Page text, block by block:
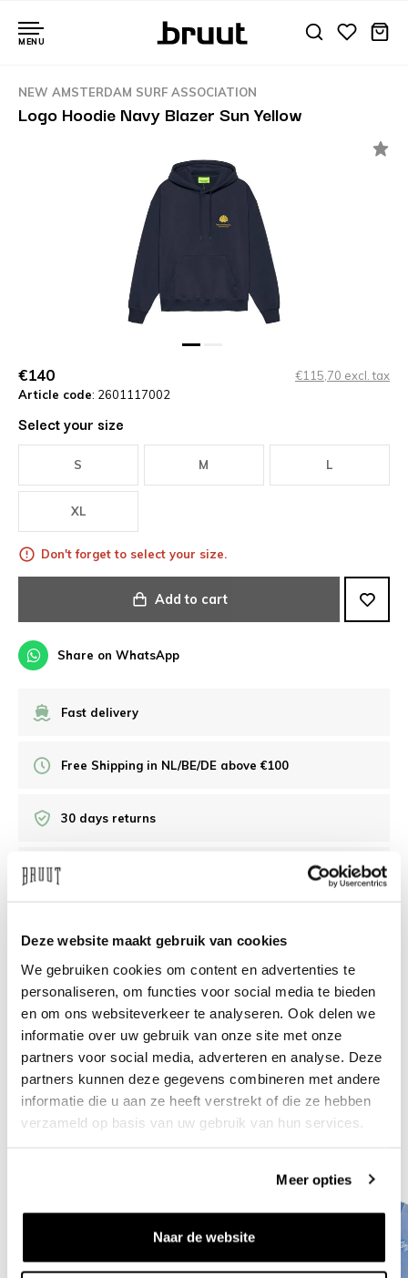
Deze website maakt gebruik van cookies
We gebruiken cookies om content en advertenties te
personaliseren, om functies voor social media te bieden
en om ons websiteverkeer te analyseren. Ook delen we
informatie over uw gebruik van onze site met onze
partners voor social media, adverteren en analyse. Deze
partners kunnen deze gegevens combineren met andere
informatie die u aan ze heeft verstrekt of die ze hebben
verzameld op basis van uw gebruik van hun services.
Meer opties
Naar de website
MENU
NEW AMSTERDAM SURF ASSOCIATION
Logo Hoodie Navy Blazer Sun Yellow
€140
€115,70 excl. tax
Article code: 2601117002
Select your size
S M L
XL
Don't forget to select your size.
Add to cart
Share on WhatsApp
Fast delivery
Free Shipping in NL/BE/DE above €100
30 days returns
Need help?We're glad to help
info@bruut.nl Live chat Whatsapp
About this product
Shipment and returns
Related products